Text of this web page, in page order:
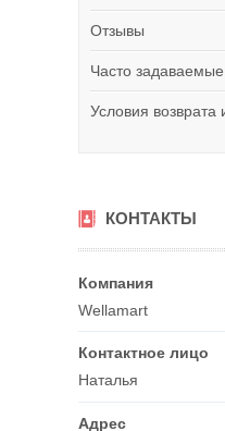
Отзывы
Часто
Условия возврата
КОНТАКТЫ
Wellamart
Наталья